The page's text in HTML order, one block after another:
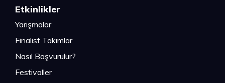
Etkinlikler
Yarışmalar
Finalist Takımlar
Nasıl Başvurulur?
Festivaller